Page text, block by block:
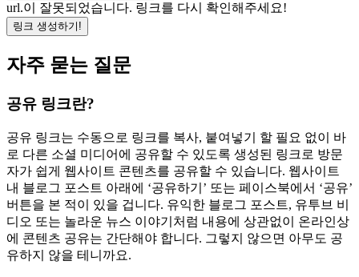
url.이 잘못되었습니다. 링크를 다시 확인해주세요!
링크 생성하기!
자주 묻는 질문
공유 링크란?
공유 링크는 수동으로 링크를 복사, 붙여넣기 할 필요 없이 바
로 다른 소셜 미디어에 공유할 수 있도록 생성된 링크로 방문
자가 쉽게 웹사이트 콘텐츠를 공유할 수 있습니다. 웹사이트
내 블로그 포스트 아래에 ‘공유하기’ 또는 페이스북에서 ‘공유’
버튼을 본 적이 있을 겁니다. 유익한 블로그 포스트, 유투브 비
디오 또는 놀라운 뉴스 이야기처럼 내용에 상관없이 온라인상
에 콘텐츠 공유는 간단해야 합니다. 그렇지 않으면 아무도 공
유하지 않을 테니까요.